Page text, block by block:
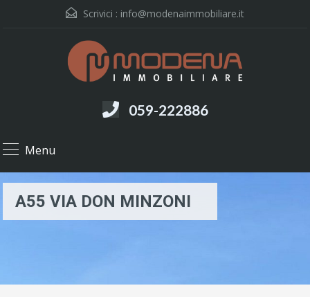
Scrivici : info@modenaimmobiliare.it
059-222886
Menu
A55 VIA DON MINZONI